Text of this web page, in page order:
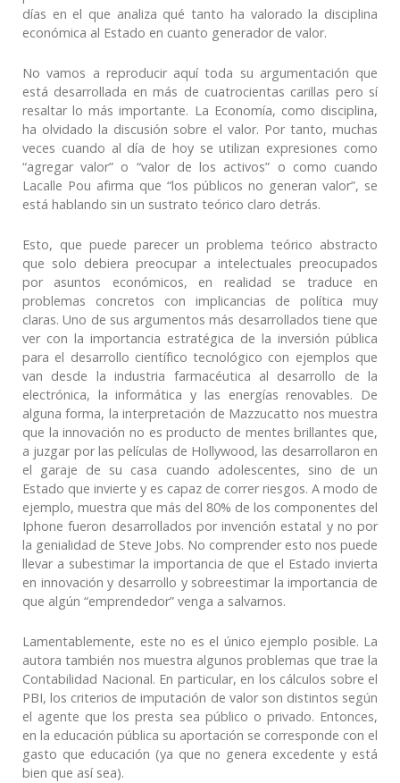
días en el que analiza qué tanto ha valorado la disciplina
económica al Estado en cuanto generador de valor.
No vamos a reproducir aquí toda su argumentación que
está desarrollada en más de cuatrocientas carillas pero sí
resaltar lo más importante. La Economía, como disciplina,
ha olvidado la discusión sobre el valor. Por tanto, muchas
veces cuando al día de hoy se utilizan expresiones como
“agregar valor” o “valor de los activos” o como cuando
Lacalle Pou afirma que “los públicos no generan valor”, se
está hablando sin un sustrato teórico claro detrás.
Esto, que puede parecer un problema teórico abstracto
que solo debiera preocupar a intelectuales preocupados
por asuntos económicos, en realidad se traduce en
problemas concretos con implicancias de política muy
claras. Uno de sus argumentos más desarrollados tiene que
ver con la importancia estratégica de la inversión pública
para el desarrollo científico tecnológico con ejemplos que
van desde la industria farmacéutica al desarrollo de la
electrónica, la informática y las energías renovables. De
alguna forma, la interpretación de Mazzucatto nos muestra
que la innovación no es producto de mentes brillantes que,
a juzgar por las películas de Hollywood, las desarrollaron en
el garaje de su casa cuando adolescentes, sino de un
Estado que invierte y es capaz de correr riesgos. A modo de
ejemplo, muestra que más del 80% de los componentes del
Iphone fueron desarrollados por invención estatal y no por
la genialidad de Steve Jobs. No comprender esto nos puede
llevar a subestimar la importancia de que el Estado invierta
en innovación y desarrollo y sobreestimar la importancia de
que algún “emprendedor” venga a salvarnos.
Lamentablemente, este no es el único ejemplo posible. La
autora también nos muestra algunos problemas que trae la
Contabilidad Nacional. En particular, en los cálculos sobre el
PBI, los criterios de imputación de valor son distintos según
el agente que los presta sea público o privado. Entonces,
en la educación pública su aportación se corresponde con el
gasto que educación (ya que no genera excedente y está
bien que así sea).